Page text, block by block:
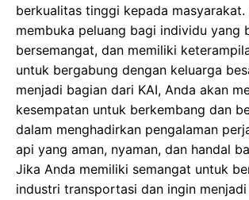
berkualitas tinggi kepada masyarakat.
membuka peluang bagi individu yang
bersemangat, dan memiliki
untuk bergabung dengan keluarga
menjadi bagian dari KAI, Anda akan
kesempatan untuk berkembang dan
dalam menghadirkan pengalaman
api yang aman, nyaman, dan handal
Jika Anda memiliki semangat untuk
industri transportasi dan ingin